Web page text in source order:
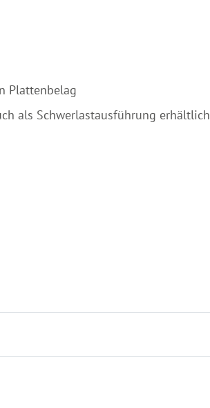
Plattenbelag
als Schwerlastausführung erhältlich